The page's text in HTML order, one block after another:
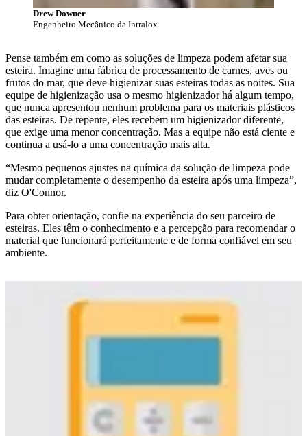
Drew Downer
Engenheiro Mecânico da Intralox
Pense também em como as soluções de limpeza podem afetar sua
esteira. Imagine uma fábrica de processamento de carnes, aves ou
frutos do mar, que deve higienizar suas esteiras todas as noites. Sua
equipe de higienização usa o mesmo higienizador há algum tempo,
que nunca apresentou nenhum problema para os materiais plásticos
das esteiras. De repente, eles recebem um higienizador diferente,
que exige uma menor concentração. Mas a equipe não está ciente e
continua a usá-lo a uma concentração mais alta.
“Mesmo pequenos ajustes na química da solução de limpeza pode
mudar completamente o desempenho da esteira após uma limpeza”,
diz O'Connor.
Para obter orientação, confie na experiência do seu parceiro de
esteiras. Eles têm o conhecimento e a percepção para recomendar o
material que funcionará perfeitamente e de forma confiável em seu
ambiente.